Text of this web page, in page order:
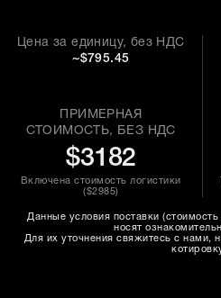
Цена за единицу, без НДС
~$795.45
ПРИМЕРНАЯ
СТОИМОСТЬ, БЕЗ НДС
$3182
Включена стоимость логистики
($2985)
Данные условия поставки
носят
Для их уточнения свяжитесь с нами,